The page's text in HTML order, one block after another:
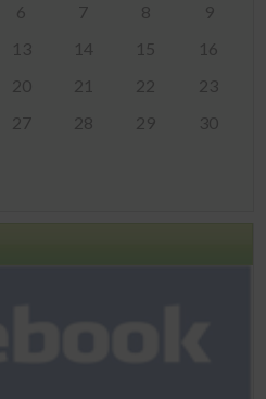
6 7 8
9
13 14 15
16
20 21 22
23
27 28 29
30